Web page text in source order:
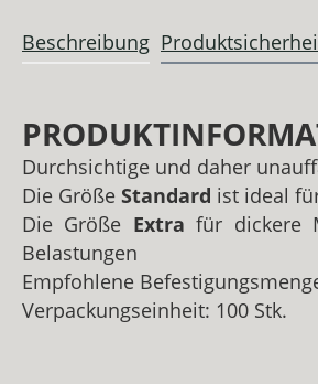
Beschreibung
Durchsichtige und daher
Die Größe Standard ist ideal
Die Größe Extra für dickere
Belastungen
Empfohlene
Verpackungseinheit: 100 Stk.